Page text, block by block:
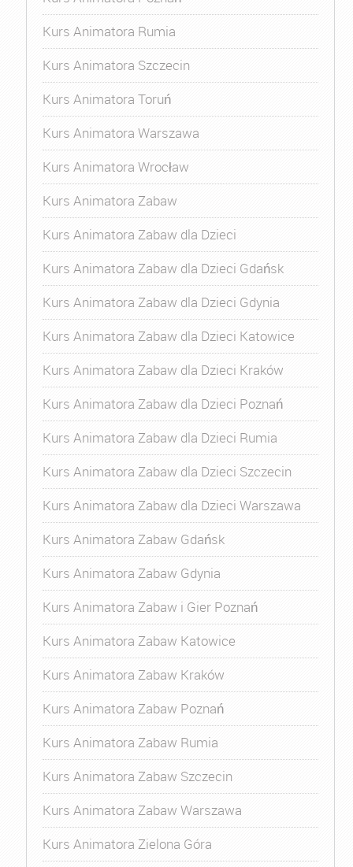
Kurs Animatora Rumia
Kurs Animatora Szczecin
Kurs Animatora Toruń
Kurs Animatora Warszawa
Kurs Animatora Wrocław
Kurs Animatora Zabaw
Kurs Animatora Zabaw dla Dzieci
Kurs Animatora Zabaw dla Dzieci Gdańsk
Kurs Animatora Zabaw dla Dzieci Gdynia
Kurs Animatora Zabaw dla Dzieci Katowice
Kurs Animatora Zabaw dla Dzieci Kraków
Kurs Animatora Zabaw dla Dzieci Poznań
Kurs Animatora Zabaw dla Dzieci Rumia
Kurs Animatora Zabaw dla Dzieci Szczecin
Kurs Animatora Zabaw dla Dzieci Warszawa
Kurs Animatora Zabaw Gdańsk
Kurs Animatora Zabaw Gdynia
Kurs Animatora Zabaw i Gier Poznań
Kurs Animatora Zabaw Katowice
Kurs Animatora Zabaw Kraków
Kurs Animatora Zabaw Poznań
Kurs Animatora Zabaw Rumia
Kurs Animatora Zabaw Szczecin
Kurs Animatora Zabaw Warszawa
Kurs Animatora Zielona Góra